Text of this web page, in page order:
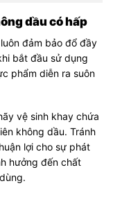
dầu có hấp
đảm bảo đổ đầy
bắt đầu sử dụng
phẩm diễn ra suôn
vệ sinh khay chứa
không dầu. Tránh
lợi cho sự phát
hưởng đến chất